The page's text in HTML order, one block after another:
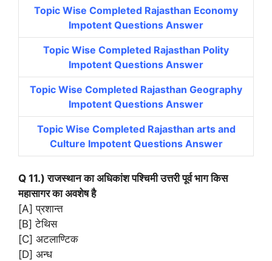
Topic Wise Completed Rajasthan Economy
Impotent Questions Answer
Topic Wise Completed Rajasthan Polity
Impotent Questions Answer
Topic Wise Completed Rajasthan Geography
Impotent Questions Answer
Topic Wise Completed Rajasthan arts and
Culture Impotent Questions Answer
Q 11.) राजस्थान का अधिकांश पश्चिमी उत्तरी पूर्व भाग किस
महासागर का अवशेष है
[A] प्रशान्त
[B] टेथिस
[C] अटलाण्टिक
[D] अन्ध